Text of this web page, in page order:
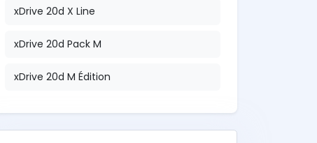
xDrive 20d X Line
xDrive 20d Pack M
xDrive 20d M Édition